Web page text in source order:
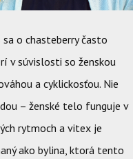
sa o chasteberry často
v súvislosti so ženskou
a cyklickosťou. Nie
– ženské telo funguje v
rytmoch a vitex je
ako bylina, ktorá tento